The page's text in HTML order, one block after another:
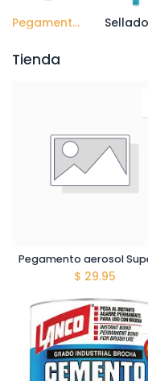
Pegamentos
Tienda
$ 29.95